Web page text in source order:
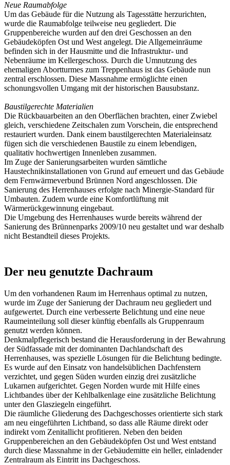
Neue Raumabfolge
Um das Gebäude für die Nutzung als Tagesstätte herzurichten,
wurde die Raumabfolge teilweise neu gegliedert. Die
Gruppenbereiche wurden auf den drei Geschossen an den
Gebäudeköpfen Ost und West angelegt. Die Allgemeinräume
befinden sich in der Hausmitte und die Infrastruktur- und
Nebenräume im Kellergeschoss. Durch die Umnutzung des
ehemaligen Abortturmes zum Treppenhaus ist das Gebäude nun
zentral erschlossen. Diese Massnahme ermöglichte einen
schonungsvollen Umgang mit der historischen Bausubstanz.
Baustilgerechte Materialien
Die Rückbauarbeiten an den Oberflächen brachten, einer Zwiebel
gleich, verschiedene Zeitschalen zum Vorschein, die entsprechend
restauriert wurden. Dank einem baustilgerechten Materialeinsatz
fügen sich die verschiedenen Baustile zu einem lebendigen,
qualitativ hochwertigen Innenleben zusammen.
Im Zuge der Sanierungsarbeiten wurden sämtliche
Haustechnikinstallationen von Grund auf erneuert und das Gebäude
dem Fernwärmeverbund Brünnen Nord angeschlossen. Die
Sanierung des Herrenhauses erfolgte nach Minergie-Standard für
Umbauten. Zudem wurde eine Komfortlüftung mit
Wärmerückgewinnung eingebaut.
Die Umgebung des Herrenhauses wurde bereits während der
Sanierung des Brünnenparks 2009/10 neu gestaltet und war deshalb
nicht Bestandteil dieses Projekts.
Der neu genutzte Dachraum
Um den vorhandenen Raum im Herrenhaus optimal zu nutzen,
wurde im Zuge der Sanierung der Dachraum neu gegliedert und
aufgewertet. Durch eine verbesserte Belichtung und eine neue
Raumeinteilung soll dieser künftig ebenfalls als Gruppenraum
genutzt werden können.
Denkmalpflegerisch bestand die Herausforderung in der Bewahrung
der Südfassade mit der dominanten Dachlandschaft des
Herrenhauses, was spezielle Lösungen für die Belichtung bedingte.
Es wurde auf den Einsatz von handelsüblichen Dachfenstern
verzichtet, und gegen Süden wurden einzig drei zusätzliche
Lukarnen aufgerichtet. Gegen Norden wurde mit Hilfe eines
Lichtbandes über der Kehlbalkenlage eine zusätzliche Belichtung
unter den Glasziegeln eingeführt.
Die räumliche Gliederung des Dachgeschosses orientierte sich stark
am neu eingeführten Lichtband, so dass alle Räume direkt oder
indirekt vom Zenitallicht profitieren. Neben den beiden
Gruppenbereichen an den Gebäudeköpfen Ost und West entstand
durch diese Massnahme in der Gebäudemitte ein heller, einladender
Zentralraum als Eintritt ins Dachgeschoss.